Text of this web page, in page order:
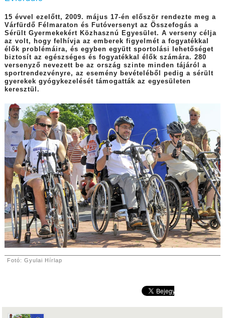
15 évvel ezelőtt, 2009. május 17-én először rendezte meg a
Várfürdő Félmaraton és Futóversenyt az Összefogás a
Sérült Gyermekekért Közhasznú Egyesület. A verseny célja
az volt, hogy felhívja az emberek figyelmét a fogyatékkal
élők problémáira, és egyben együtt sportolási lehetőséget
biztosít az egészséges és fogyatékkal élők számára. 280
versenyző nevezett be az ország szinte minden tájáról a
sportrendezvényre, az esemény bevételéből pedig a sérült
gyerekek gyógykezelését támogatták az egyesületen
keresztül.
Fotó: Gyulai Hírlap